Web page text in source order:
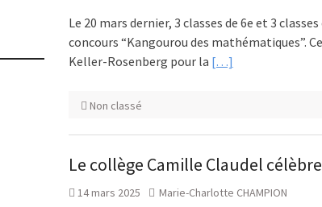
Le 20 mars dernier, 3 classes de 6e et 3
concours “Kangourou des mathématiques”.
Keller-Rosenberg pour la […]
Non classé
Le collège Camille Claudel
14 mars 2025 Marie-Charlotte CHAMPION